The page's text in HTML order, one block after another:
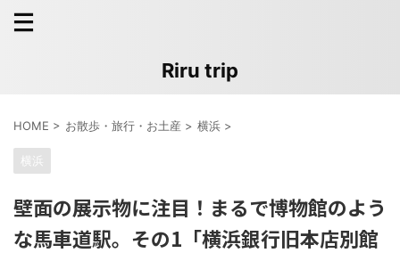
Riru trip
HOME > お散歩・旅行・お土産 > 横浜 >
横浜
壁面の展示物に注目！まるで博物館のよう
な馬車道駅。その1「横浜銀行旧本店別館